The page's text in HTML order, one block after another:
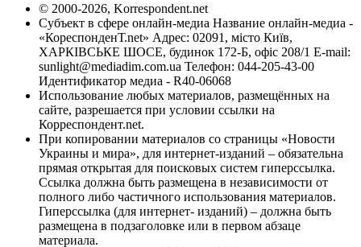
© 2000-2026, Korrespondent.net
Субъект в сфере онлайн-медиа Название онлайн-медиа -
«КореспонденТ.net» Адрес: 02091, місто Київ,
ХАРКІВСЬКЕ ШОСЕ, будинок 172-Б, офіс 208/1 E-mail:
sunlight@mediadim.com.ua Телефон: 044-205-43-00
Идентификатор медиа - R40-06068
Использование любых материалов, размещённых на
сайте, разрешается при условии ссылки на
Корреспондент.net.
При копировании материалов со страницы «Новости
Украины и мира», для интернет-изданий – обязательна
прямая открытая для поисковых систем гиперссылка.
Ссылка должна быть размещена в независимости от
полного либо частичного использования материалов.
Гиперссылка (для интернет- изданий) – должна быть
размещена в подзаголовке или в первом абзаце
материала.